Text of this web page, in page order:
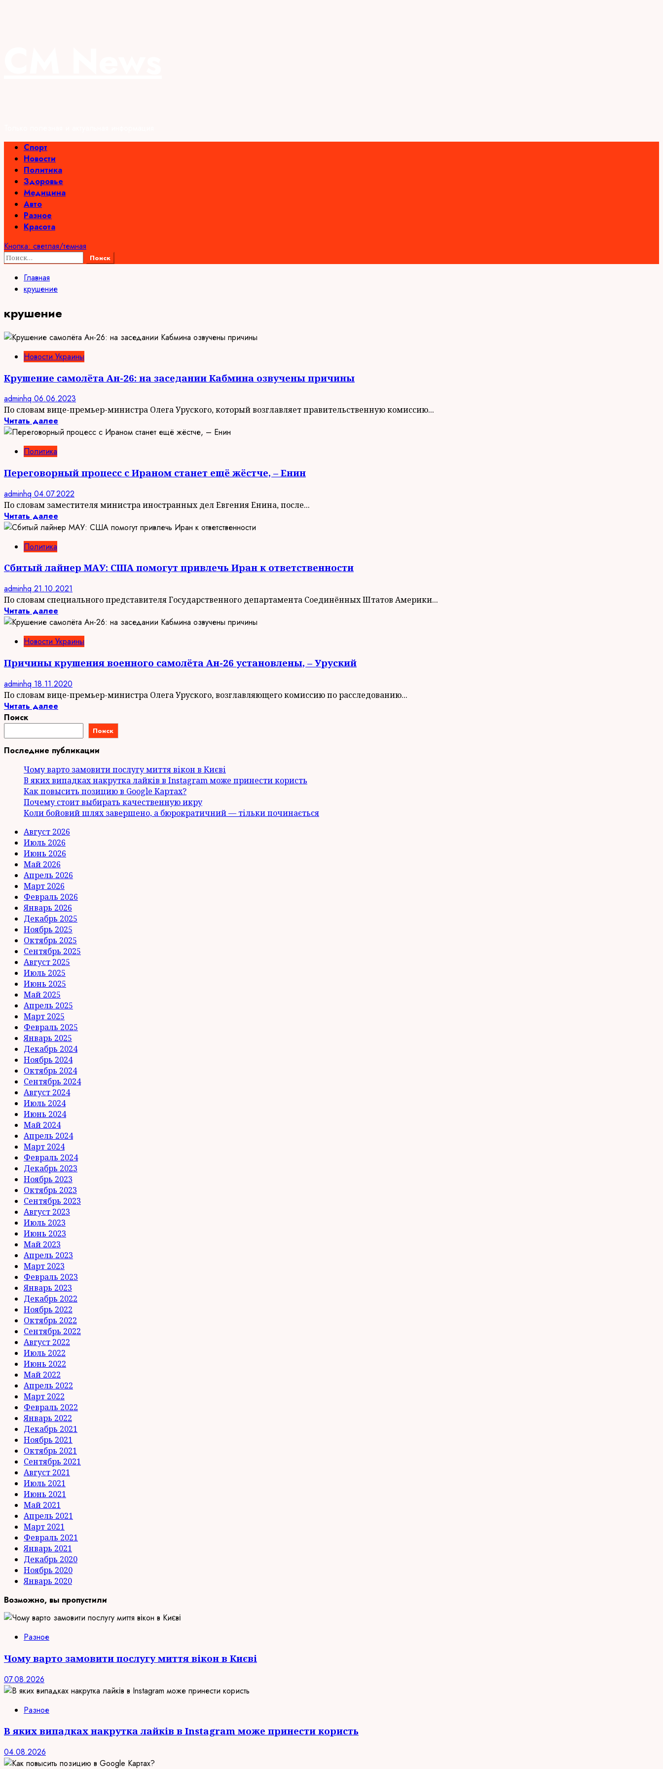
Основное
меню
Спорт
Новости
Политика
Здоровье
Медицина
Авто
Разное
Красота
Кнопка: светлая/темная
Найти:
Главная
крушение
крушение
Новости Украины
Крушение самолёта Ан-26: на заседании Кабмина озвучены причины
adminhq 06.06.2023
По словам вице-премьер-министра Олега Уруского, который возглавляет правительственную комиссию...
Читать далее
Политика
Переговорный процесс с Ираном станет ещё жёстче, – Енин
adminhq 04.07.2022
По словам заместителя министра иностранных дел Евгения Енина, после...
Читать далее
Политика
Сбитый лайнер МАУ: США помогут привлечь Иран к ответственности
adminhq 21.10.2021
По словам специального представителя Государственного департамента Соединённых Штатов Америки...
Читать далее
Новости Украины
Причины крушения военного самолёта Ан-26 установлены, – Уруский
adminhq 18.11.2020
По словам вице-премьер-министра Олега Уруского, возглавляющего комиссию по расследованию...
Читать далее
Поиск
Поиск
Последние публикации
Чому варто замовити послугу миття вікон в Києві
В яких випадках накрутка лайків в Instagram може принести користь
Как повысить позицию в Google Картах?
Почему стоит выбирать качественную икру
Коли бойовий шлях завершено, а бюрократичний — тільки починається
Август 2026
Июль 2026
Июнь 2026
Май 2026
Апрель 2026
Март 2026
Февраль 2026
Январь 2026
Декабрь 2025
Ноябрь 2025
Октябрь 2025
Сентябрь 2025
Август 2025
Июль 2025
Июнь 2025
Май 2025
Апрель 2025
Март 2025
Февраль 2025
Январь 2025
Декабрь 2024
Ноябрь 2024
Октябрь 2024
Сентябрь 2024
Август 2024
Июль 2024
Июнь 2024
Май 2024
Апрель 2024
Март 2024
Февраль 2024
Декабрь 2023
Ноябрь 2023
Октябрь 2023
Сентябрь 2023
Август 2023
Июль 2023
Июнь 2023
Май 2023
Апрель 2023
Март 2023
Февраль 2023
Январь 2023
Декабрь 2022
Ноябрь 2022
Октябрь 2022
Сентябрь 2022
Август 2022
Июль 2022
Июнь 2022
Май 2022
Апрель 2022
Март 2022
Февраль 2022
Январь 2022
Декабрь 2021
Ноябрь 2021
Октябрь 2021
Сентябрь 2021
Август 2021
Июль 2021
Июнь 2021
Май 2021
Апрель 2021
Март 2021
Февраль 2021
Январь 2021
Декабрь 2020
Ноябрь 2020
Январь 2020
Возможно, вы пропустили
Разное
Чому варто замовити послугу миття вікон в Києві
07.08.2026
Разное
В яких випадках накрутка лайків в Instagram може принести користь
04.08.2026